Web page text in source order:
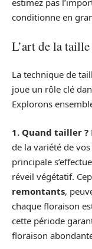
estimez pas
conditionne en
L’art de la
La technique de
joue un rôle clé
Explorons
1. Quand tailler ?
de la variété de vos
principale
réveil végétatif.
remontants,
chaque floraison
cette période
floraison